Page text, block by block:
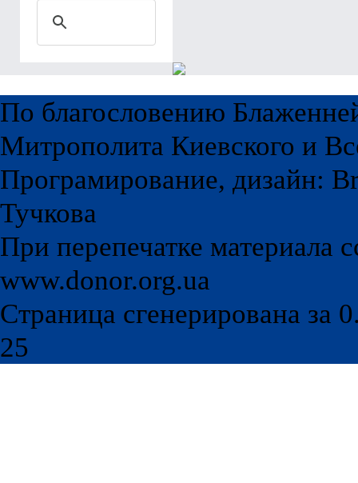
По благословению
Митрополита Киевского и
Програмирование, дизайн:
Тучкова
При перепечатке материала
www.donor.org.ua
Страница сгенерирована за
25